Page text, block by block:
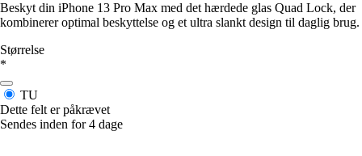
Beskyt din iPhone 13 Pro Max med det hærdede glas Quad Lock, der
kombinerer optimal beskyttelse og et ultra slankt design til daglig brug.
Størrelse
*
TU
Dette felt er påkrævet
Sendes inden for 4 dage